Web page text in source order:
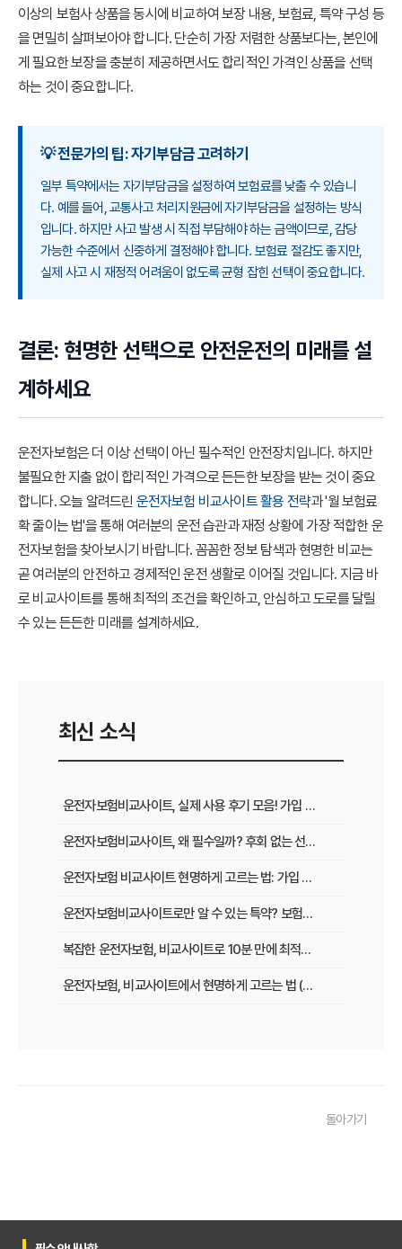
이상의 보험사 상품을 동시에 비교하여 보장 내용, 보험료, 특약 구성 등
을 면밀히 살펴보아야 합니다. 단순히 가장 저렴한 상품보다는, 본인에
게 필요한 보장을 충분히 제공하면서도 합리적인 가격인 상품을 선택
하는 것이 중요합니다.
💡 전문가의 팁: 자기부담금 고려하기
일부 특약에서는 자기부담금을 설정하여 보험료를 낮출 수 있습니
다. 예를 들어, 교통사고 처리지원금에 자기부담금을 설정하는 방식
입니다. 하지만 사고 발생 시 직접 부담해야 하는 금액이므로, 감당
가능한 수준에서 신중하게 결정해야 합니다. 보험료 절감도 좋지만,
실제 사고 시 재정적 어려움이 없도록 균형 잡힌 선택이 중요합니다.
결론: 현명한 선택으로 안전운전의 미래를 설
계하세요
운전자보험은 더 이상 선택이 아닌 필수적인 안전장치입니다. 하지만
불필요한 지출 없이 합리적인 가격으로 든든한 보장을 받는 것이 중요
합니다. 오늘 알려드린 운전자보험 비교사이트 활용 전략과 '월 보험료
확 줄이는 법'을 통해 여러분의 운전 습관과 재정 상황에 가장 적합한 운
전자보험을 찾아보시기 바랍니다. 꼼꼼한 정보 탐색과 현명한 비교는
곧 여러분의 안전하고 경제적인 운전 생활로 이어질 것입니다. 지금 바
로 비교사이트를 통해 최적의 조건을 확인하고, 안심하고 도로를 달릴
수 있는 든든한 미래를 설계하세요.
최신 소식
운전자보험비교사이트, 실제 사용 후기 모음! 가입 전 반드시 봐야 할 꿀팁
운전자보험비교사이트, 왜 필수일까? 후회 없는 선택을 위한 3가지 핵심 질문
운전자보험 비교사이트 현명하게 고르는 법: 가입 전 놓치지 말아야 할 체크리스트
운전자보험비교사이트로만 알 수 있는 특약? 보험료 절감 비법 공개
복잡한 운전자보험, 비교사이트로 10분 만에 최적의 설계 끝내는 법
운전자보험, 비교사이트에서 현명하게 고르는 법 (보장 VS 가격)
돌아가기